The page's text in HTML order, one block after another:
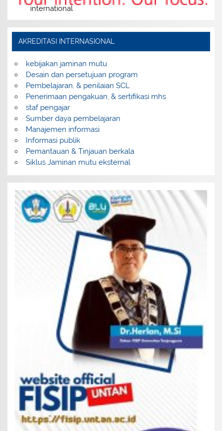
international
AKREDITASI INTERNASIONAL
kebijakan jaminan mutu
Desain dan persetujuan program
Pembelajaran, & penilaian SCL
Penerimaan pengakuan, & sertifikasi mhs
staf pengajar
Sumber daya pembelajaran
Manajemen informasi
Informasi publik
Pemantauan & Tinjauan berkala
Siklus Jaminan mutu eksternal